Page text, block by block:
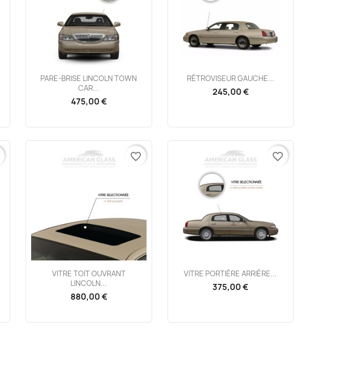
Aperçu rapide
PARE-BRISE LINCOLN TOWN
CAR...
475,00 €
Aperçu rapide
RÉTROVISEUR GAUCHE...
245,00 €
Aperçu rapide
VITRE TOIT OUVRANT
LINCOLN...
880,00 €
favorite_border
Aperçu rapide
VITRE PORTIÈRE ARRIÈRE...
375,00 €
favorite_border